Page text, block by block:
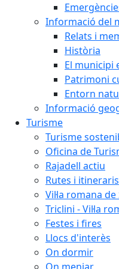
Informació del
Relats i
Història
El municipi
Patrimoni
Entorn
Informació
Turisme
Turisme
Oficina de
Rajadell actiu
Rutes i itineraris
Vil·la romana
Triclini - Vil·la
Festes i fires
Llocs d'interès
On dormir